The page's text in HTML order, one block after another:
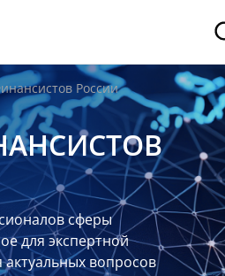
России
сферы
для экспертной
вопросов